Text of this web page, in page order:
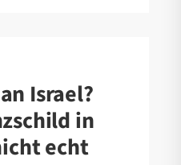
Israel?
in
echt